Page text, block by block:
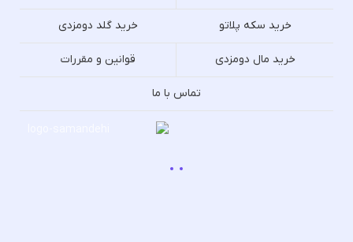
خرید سکه پلاتو خرید گلد دومزدی
خرید مال دومزدی قوانین و مقررات
تماس با ما